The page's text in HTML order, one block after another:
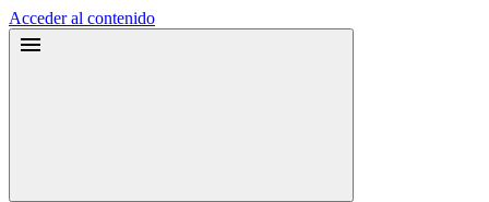
Acceder al contenido